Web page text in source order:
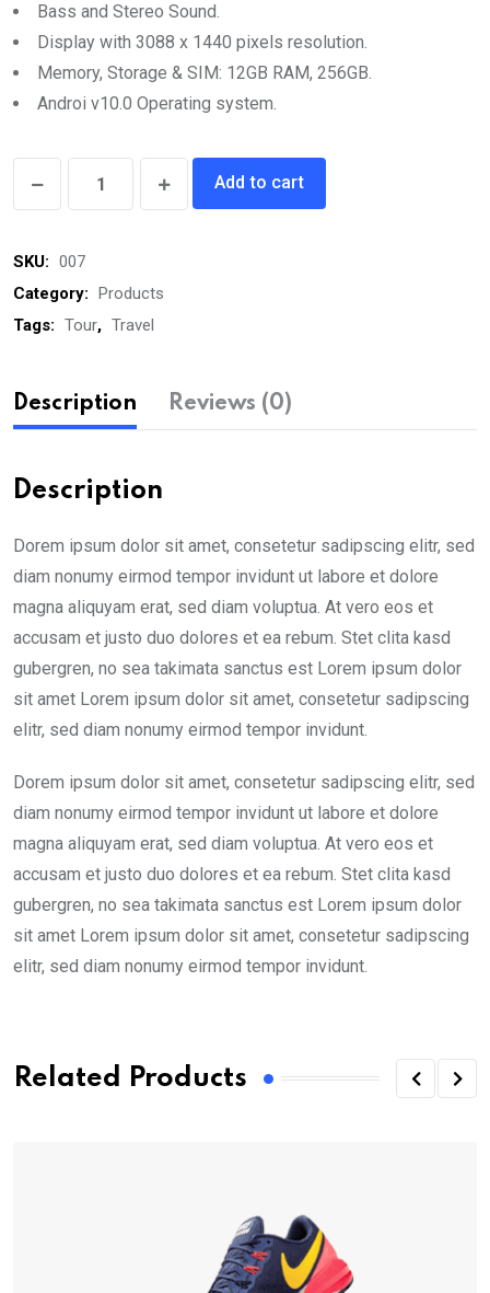
Bass and Stereo Sound.
Display with 3088 x 1440 pixels resolution.
Memory, Storage & SIM: 12GB RAM, 256GB.
Androi v10.0 Operating system.
quantity
Add to cart
SKU: 007
Category:
Products
Tags: Tour, Travel
Description Reviews (0)
Description
Dorem ipsum dolor sit amet, consetetur sadipscing elitr, sed
diam nonumy eirmod tempor invidunt ut labore et dolore
magna aliquyam erat, sed diam voluptua. At vero eos et
accusam et justo duo dolores et ea rebum. Stet clita kasd
gubergren, no sea takimata sanctus est Lorem ipsum dolor
sit amet Lorem ipsum dolor sit amet, consetetur sadipscing
elitr, sed diam nonumy eirmod tempor invidunt.
Dorem ipsum dolor sit amet, consetetur sadipscing elitr, sed
diam nonumy eirmod tempor invidunt ut labore et dolore
magna aliquyam erat, sed diam voluptua. At vero eos et
accusam et justo duo dolores et ea rebum. Stet clita kasd
gubergren, no sea takimata sanctus est Lorem ipsum dolor
sit amet Lorem ipsum dolor sit amet, consetetur sadipscing
elitr, sed diam nonumy eirmod tempor invidunt.
Related Products